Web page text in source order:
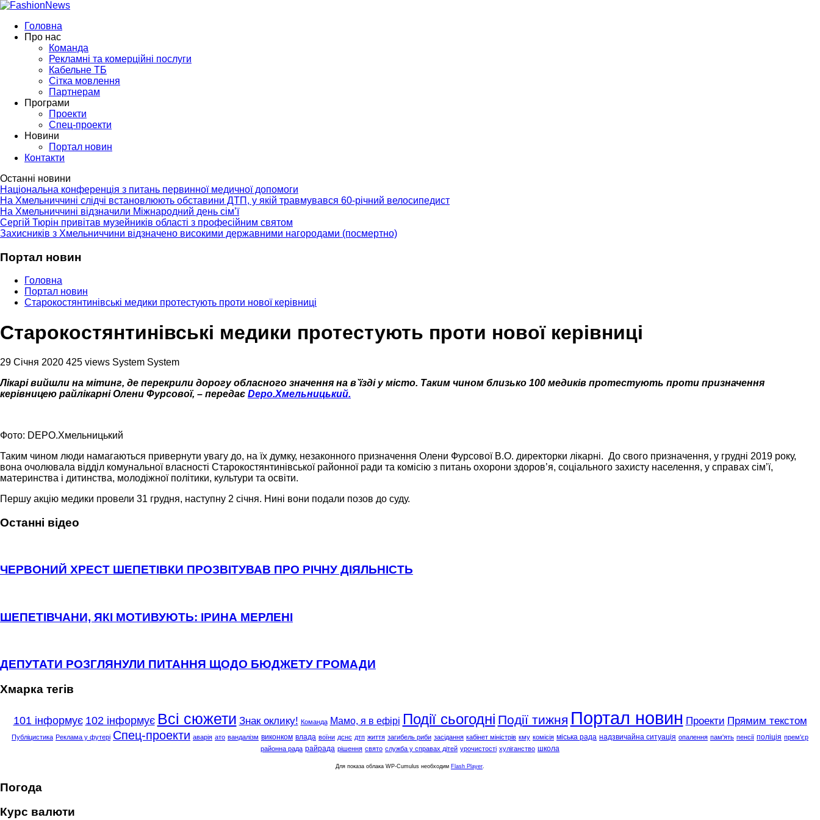
Головна
Про нас
Команда
Рекламні та комерційні послуги
Кабельне ТБ
Сітка мовлення
Партнерам
Програми
Проекти
Спец-проекти
Новини
Портал новин
Контакти
Останні новини
Національна конференція з питань первинної медичної допомоги
На Хмельниччині слідчі встановлюють обставини ДТП, у якій травмувався 60-річний велосипедист
На Хмельниччині відзначили Міжнародний день сім’ї
Сергій Тюрін привітав музейників області з професійним святом
Захисників з Хмельниччини відзначено високими державними нагородами (посмертно)
Портал новин
Головна
Портал новин
Старокостянтинівські медики протестують проти нової керівниці
Старокостянтинівські медики протестують проти нової керівниці
29 Січня 2020 425 views System System
Лікарі вийшли на мітинг, де перекрили дорогу обласного значення на в`їзді у місто. Таким чином близько 100 медиків протестують проти призначення
керівницею райлікарні Олени Фурсової, – передає Depo.Хмельницький.
Фото: DEPO.Хмельницький
Таким чином люди намагаються привернути увагу до, на їх думку, незаконного призначення Олени Фурсової В.О. директорки лікарні. До свого призначення, у грудні 2019 року,
вона очолювала відділ комунальної власності Старокостянтинівської районної ради та комісію з питань охорони здоров’я, соціального захисту населення, у справах сім’ї,
материнства і дитинства, молодіжної політики, культури та освіти.
Першу акцію медики провели 31 грудня, наступну 2 січня. Нині вони подали позов до суду.
Останні відео
ЧЕРВОНИЙ ХРЕСТ ШЕПЕТІВКИ ПРОЗВІТУВАВ ПРО РІЧНУ ДІЯЛЬНІСТЬ
ШЕПЕТІВЧАНИ, ЯКІ МОТИВУЮТЬ: ІРИНА МЕРЛЕНІ
ДЕПУТАТИ РОЗГЛЯНУЛИ ПИТАННЯ ЩОДО БЮДЖЕТУ ГРОМАДИ
Хмарка тегів
101 інформує 102 інформує Всі сюжети Знак оклику! Команда Мамо, я в ефірі Події сьогодні Події тижня Портал новин Проекти Прямим текстом
Публіцистика Реклама у футері Спец-проекти аварія ато вандалізм виконком влада воїни дснс дтп життя загибель риби засідання кабінет міністрів кму комісія міська рада надзвичайна ситуація опалення пам'ять пенсії поліція прем'єр
районна рада райрада рішення свято служба у справах дітей урочистості хуліганство школа
Для показа облака WP-Cumulus необходим Flash Player
Погода
Курс валюти